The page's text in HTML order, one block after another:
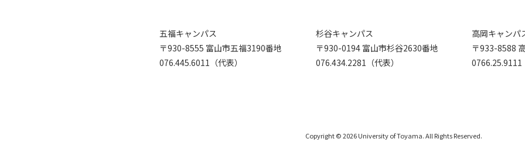
五福キャンパス
〒930-8555 富山市五福3190番地
076.445.6011（代表）
杉谷キャンパス
〒930-0194 富山市杉谷2630番地
076.434.2281（代表）
高岡キャンパ
〒933-8588
0766.25.9111
Copyright © 2026 University of Toyama. All Rights Reserved.